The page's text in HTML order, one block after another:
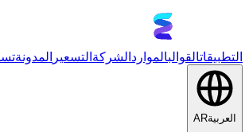
التطبيقاتالقوالبالموارد الشركة التسعير المدونة
العربيةAR